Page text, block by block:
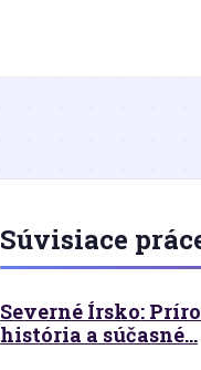
Súvisiace
Severné Írsko:
história a súčasné...